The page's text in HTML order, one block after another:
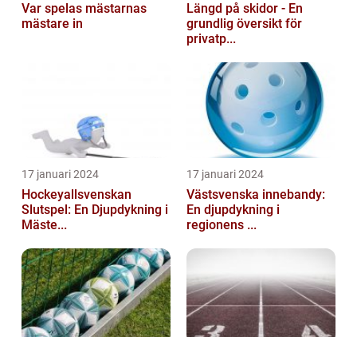
Var spelas mästarnas
mästare in
Längd på skidor - En
grundlig översikt för
privatp...
17 januari 2024
Hockeyallsvenskan
Slutspel: En Djupdykning i
Mäste...
17 januari 2024
Västsvenska innebandy:
En djupdykning i
regionens ...